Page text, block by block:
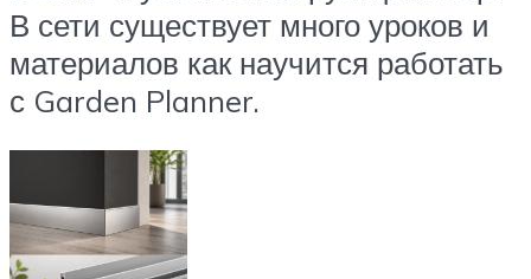
В сети существует много уроков и
материалов как научится работать
с Garden Planner.